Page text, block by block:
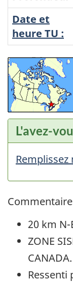
Date et
heure TU :
L'avez-
20 km N-
ZONE
CANADA.
Ressenti